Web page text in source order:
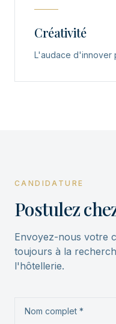
Créativité
L'audace d'innover
CANDIDATURE
Postulez
Envoyez-nous votre
toujours à la
l'hôtellerie.